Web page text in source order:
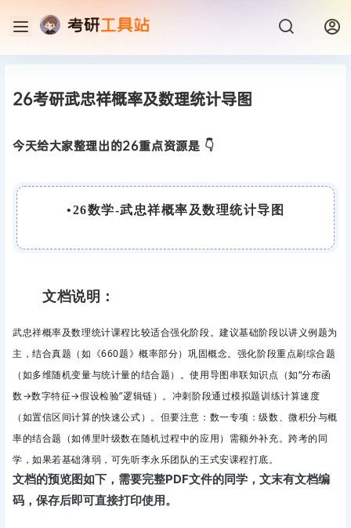
26考研武忠祥概率及数理统计导图
今天给大家整理出的26重点资源是 👇
•26数学-武忠祥概率及数理统计导图
文档说明：
武忠祥概率及数理统计课程比较适合强化阶段。建议基础阶段以讲义例题为
主，结合真题（如《660题》概率部分）巩固概念。强化阶段重点刷综合题
（如多维随机变量与统计量的结合题）。使用导图串联知识点（如“分布函
数→数字特征→假设检验”逻辑链）。冲刺阶段通过模拟题训练计算速度
（如置信区间计算的快速公式）。但要注意：数一专项 ：级数、微积分与概
率的结合题（如傅里叶级数在随机过程中的应用）需额外补充。跨考的同
学，如果若基础薄弱，可先听李永乐团队的王式安课程打底。
文档的预览图如下，需要完整PDF文件的同学，文末有文档编
码，保存后即可直接打印使用。